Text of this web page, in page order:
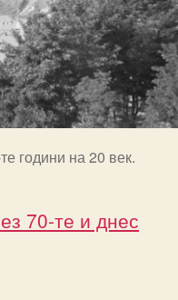
години на 20 век.
70-те и днес